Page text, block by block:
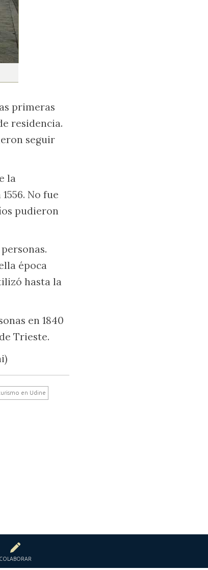
primeras
residencia.
seguir
la
No fue
pudieron
época
hasta la
en 1840
Trieste.
en Udine
COLABORAR